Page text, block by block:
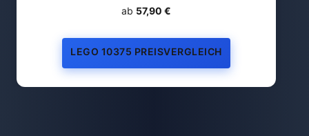
ab 57,90 €
LEGO 10375 PREISVERGLEICH